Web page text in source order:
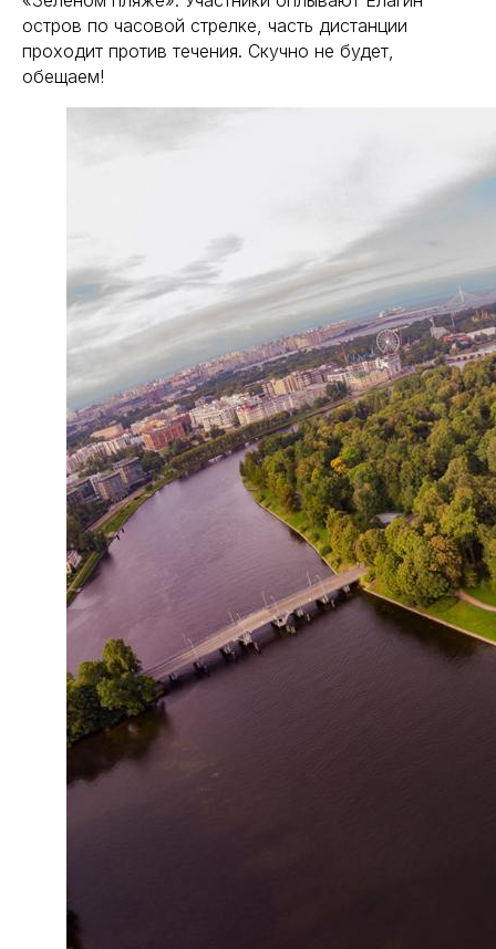
остров по часовой стрелке, часть дистанции
проходит против течения. Скучно не будет,
обещаем!